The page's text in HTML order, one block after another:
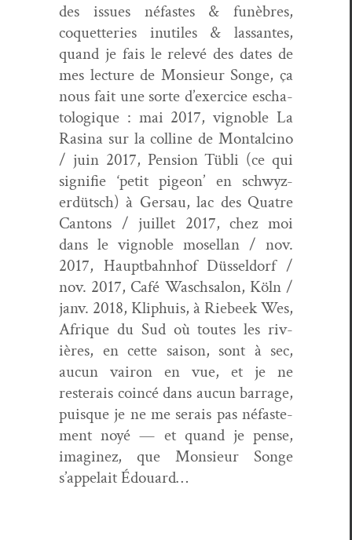
des issues néfastes & funèbres,
coquet­ter­ies inutiles & las­santes,
quand je fais le relevé des dates de
mes lec­ture de Mon­sieur Songe, ça
nous fait une sorte d’exercice escha­
tologique : mai 2017, vig­no­ble La
Rasi­na sur la colline de Mon­tal­ci­no
/ juin 2017, Pen­sion Tübli (ce qui
sig­ni­fie ‘petit pigeon’ en schwyz­
erdütsch) à Ger­sau, lac des Qua­tre
Can­tons / juil­let 2017, chez moi
dans le vig­no­ble mosel­lan / nov.
2017, Haupt­bahn­hof Düs­sel­dorf /
nov. 2017, Café Waschsa­lon, Köln /
janv. 2018, Kli­phuis, à Riebeek Wes,
Afrique du Sud où toutes les riv­
ières, en cette sai­son, sont à sec,
aucun vairon en vue, et je ne
resterais coincé dans aucun bar­rage,
puisque je ne me serais pas néfaste­
ment noyé — et quand je pense,
imag­inez, que Mon­sieur Songe
s’appelait Édouard…